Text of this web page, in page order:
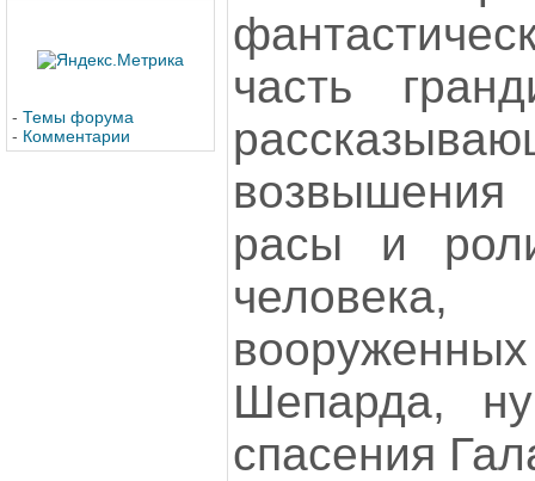
- Темы форума
- Комментарии
часть
расы и
Шепарда,
спасения